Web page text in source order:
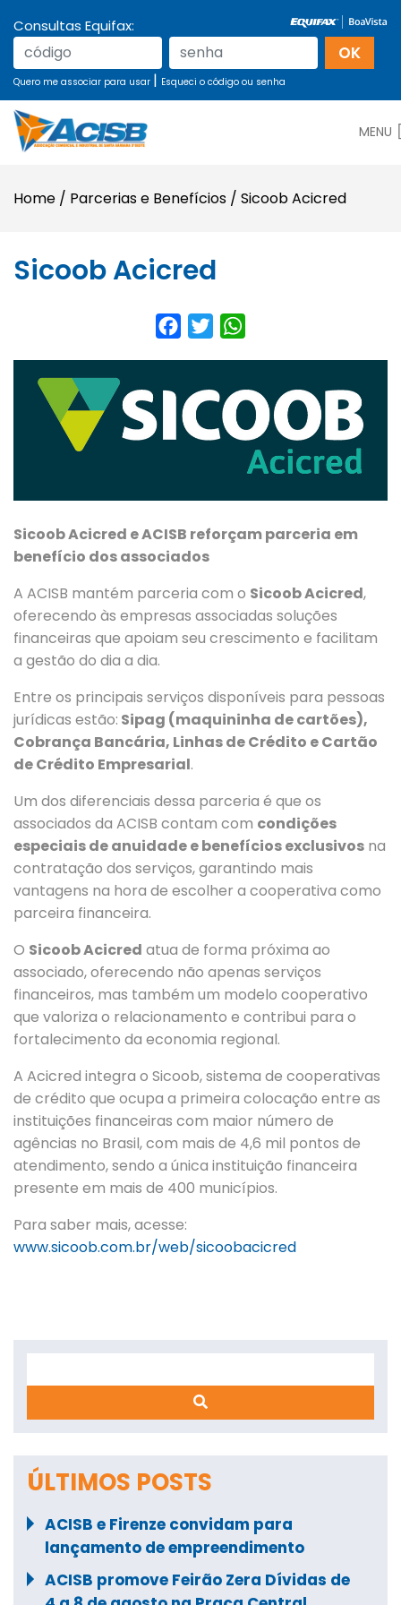
Consultas Equifax:
Quero me associar para usar | Esqueci o código ou senha
MENU
Home / Parcerias e Benefícios / Sicoob Acicred
Sicoob Acicred
Facebook
Twitter
Sicoob Acicred e ACISB reforçam parceria em
benefício dos associados
A ACISB mantém parceria com o Sicoob Acicred,
oferecendo às empresas associadas soluções
financeiras que apoiam seu crescimento e facilitam
a gestão do dia a dia.
Entre os principais serviços disponíveis para pessoas
jurídicas estão: Sipag (maquininha de cartões),
Cobrança Bancária, Linhas de Crédito e Cartão
de Crédito Empresarial.
Um dos diferenciais dessa parceria é que os
associados da ACISB contam com condições
especiais de anuidade e benefícios exclusivos na
contratação dos serviços, garantindo mais
vantagens na hora de escolher a cooperativa como
parceira financeira.
O Sicoob Acicred atua de forma próxima ao
associado, oferecendo não apenas serviços
financeiros, mas também um modelo cooperativo
que valoriza o relacionamento e contribui para o
fortalecimento da economia regional.
A Acicred integra o Sicoob, sistema de cooperativas
de crédito que ocupa a primeira colocação entre as
instituições financeiras com maior número de
agências no Brasil, com mais de 4,6 mil pontos de
atendimento, sendo a única instituição financeira
presente em mais de 400 municípios.
Para saber mais, acesse:
www.sicoob.com.br/web/sicoobacicred
ÚLTIMOS POSTS
ACISB e Firenze convidam para
lançamento de empreendimento
ACISB promove Feirão Zera Dívidas de